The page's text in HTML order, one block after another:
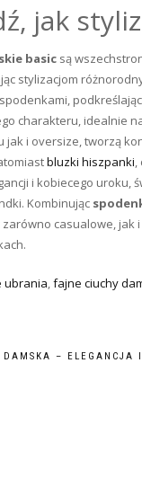
jak
basic są
stylizacjom
charakteru, idealnie
jak i oversize, tworzą
bluzki hiszpanki,
i kobiecego uroku,
Kombinując
zarówno casualowe,
ubrania,fajne ciuchy
– ELEGANCJA I